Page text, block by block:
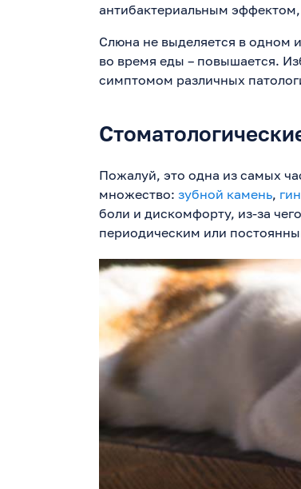
антибактериальным
Слюна не выделяется в одном
во время еды – повышается.
симптомом различных
Пожалуй, это одна из самых
множество: зубной камень,
боли и дискомфорту, из-за
периодическим или